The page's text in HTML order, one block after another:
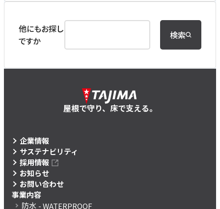
他にもお探し
ですか
検索
屋根で守り、床で支える。
企業情報
サステナビリティ
採用情報
お知らせ
お問い合わせ
事業内容
防水 - WATERPROOF